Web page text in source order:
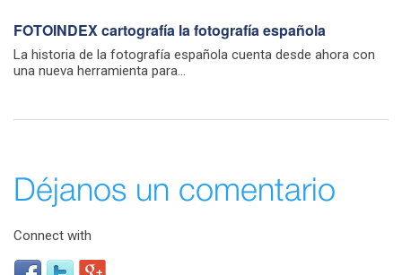
FOTOINDEX cartografía la fotografía española
La historia de la fotografía española cuenta desde ahora con
una nueva herramienta para...
Déjanos un comentario
Connect with